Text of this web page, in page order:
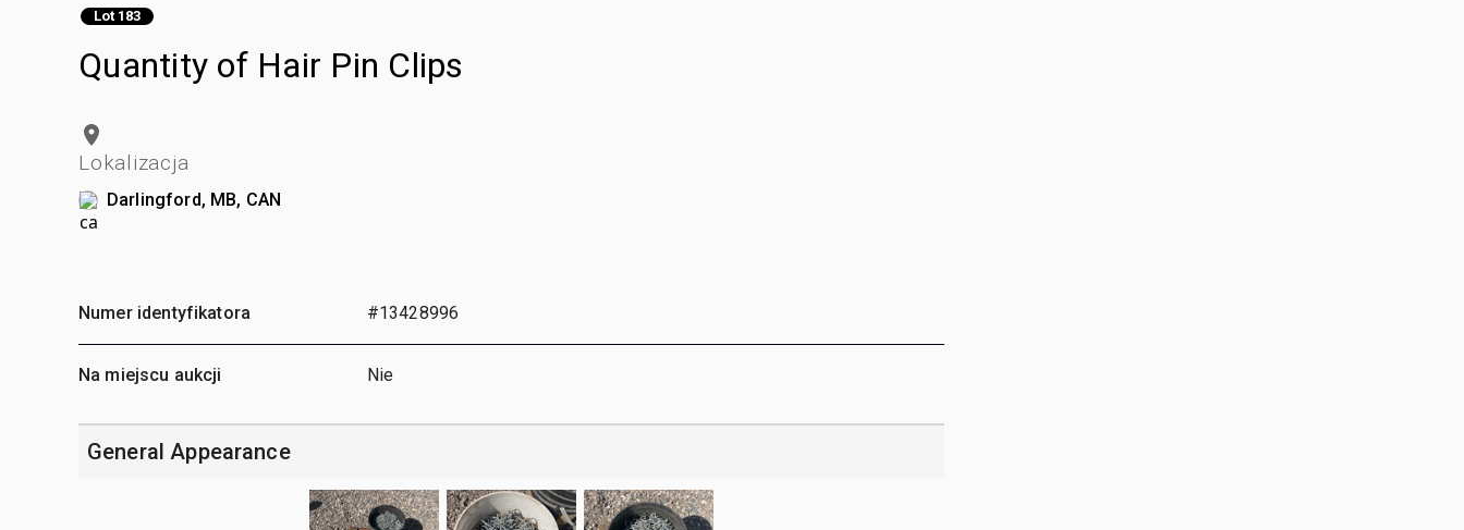
Lot 183
Quantity of Hair Pin Clips
Lokalizacja
Darlingford, MB, CAN
Numer identyfikatora #13428996
Na miejscu aukcji Nie
General Appearance